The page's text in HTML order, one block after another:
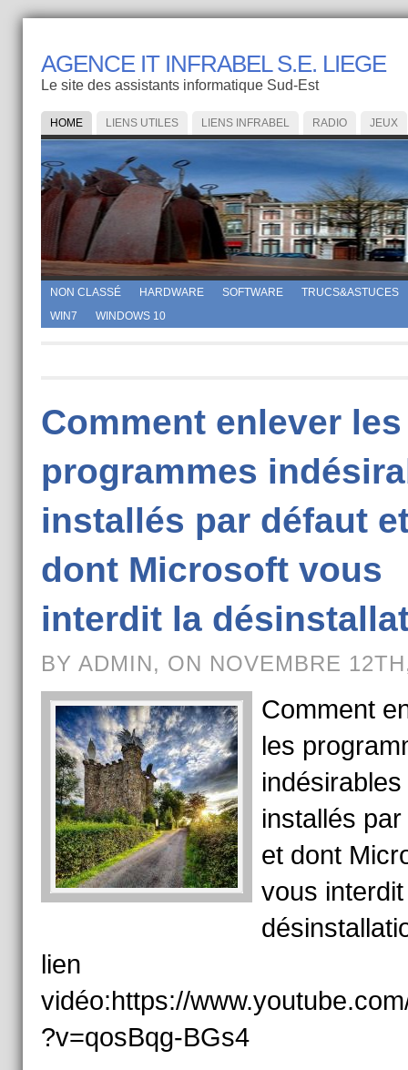
AGENCE IT INFRABEL S.E. LIEGE
Le site des assistants informatique Sud-Est
HOME LIENS UTILES LIENS INFRABEL RADIO JEUX
NON CLASSÉ HARDWARE SOFTWARE
TRUCS&ASTUCES
WIN7
WINDOWS 10
Comment enlever les
programmes
installés par défaut
dont Microsoft vous
interdit la
BY ADMIN, ON NOVEMBRE
Comment
les
indésirables
installés
et dont
vous
lien
vidéo:https://
?v=qosBqg-BGs4